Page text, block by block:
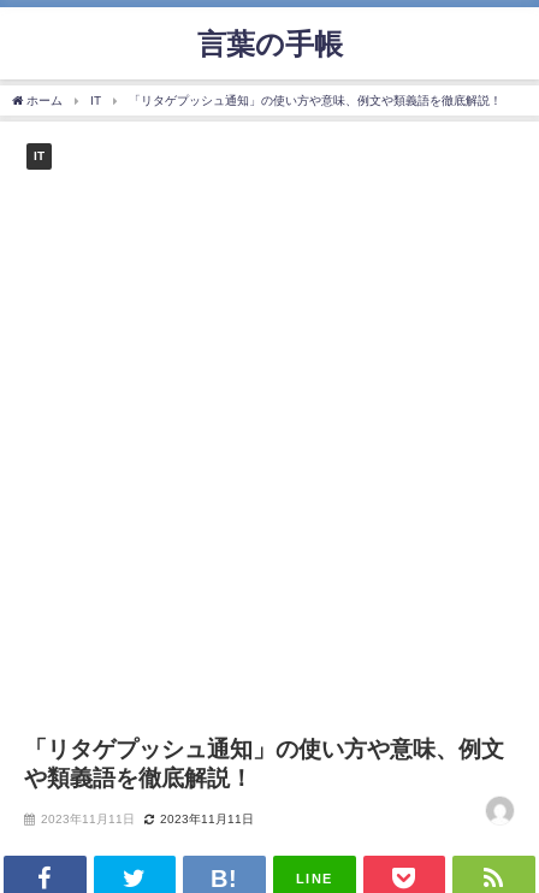
言葉の手帳
ホーム IT 「リタゲプッシュ通知」の使い方や意味、例文や類義語を徹底解説！
IT
「リタゲプッシュ通知」の使い方や意味、例文
や類義語を徹底解説！
2023年11月11日 2023年11月11日
LINE